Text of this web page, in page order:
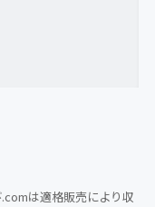
は適格販売により収